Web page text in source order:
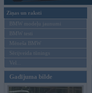
Ziņas un raksti
BMW modeļu jaunumi
BMW testi
Mēneša BMW
Sērijveida tūnings
Vel...
Gadījuma bilde